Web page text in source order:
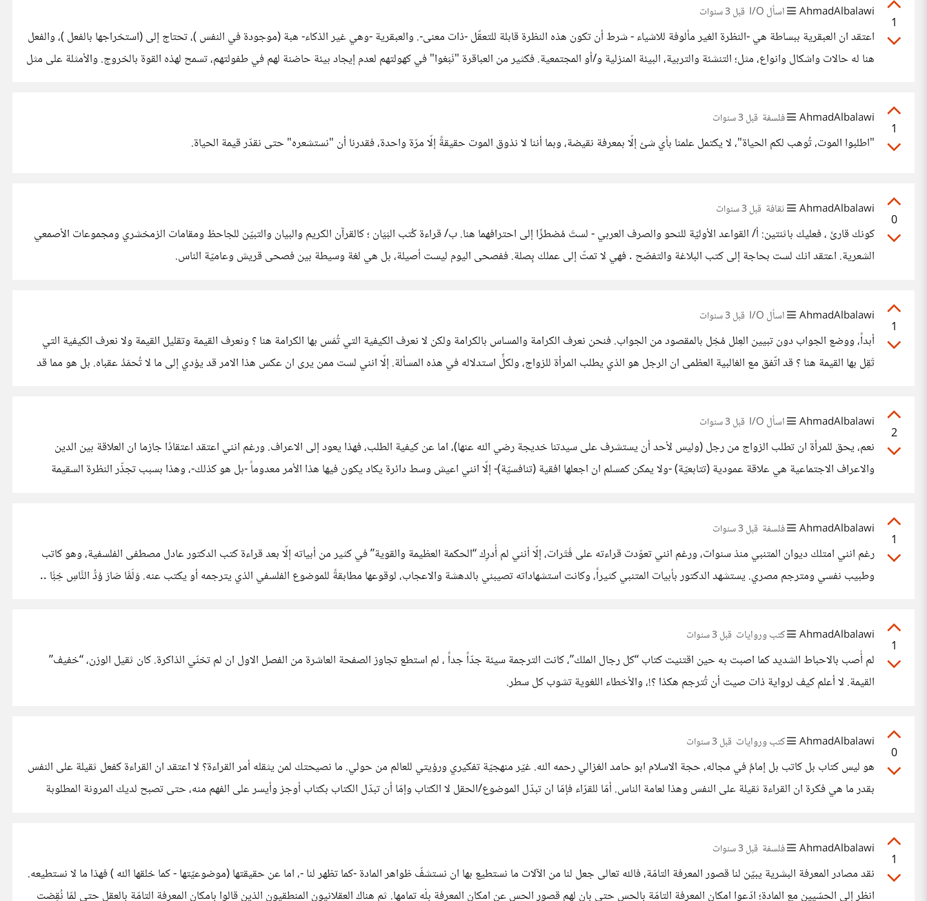
1
AhmadAlbalawi اسأل I/O قبل 3 سنوات
اعتقد ان العبقرية ببساطة هي -النظرة الغير مألوفة للاشياء - شرط أن تكون هذه النظرة قابلة للتعقّل -ذات معنى-. والعبقرية -وهي غير الذكاء- هبة (موجودة في النفس )، تحتاج إلى (استخراجها بالفعل )، والفعل
هنا له حالات واشكال وانواع، مثل؛ التنشئة والتربية، البيئة المنزلية و/أو المجتمعية. فكثير من العباقرة "نَبَغوا" في كهولتهم لعدم إيجاد بيئة حاضنة لهم في طفولتهم، تسمح لهذه القوة بالخروج. والأمثلة على مثل
1
AhmadAlbalawi فلسفة قبل 3 سنوات
"اطلبوا الموت، تُوهب لكم الحياة"، لا يكتمل علمنا بأي شئ إلّا بمعرفة نقيضة، وبما أننا لا نذوق الموت حقيقةً إلّا مرّة واحدة، فقدرنا أن "نستشعره" حتى نقدّر قيمة الحياة.
0
AhmadAlbalawi ثقافة قبل 3 سنوات
كونك قارئ ، فعليك باثنتين: أ/ القواعد الأوليّة للنحو والصرف العربي - لستَ مُضطرٍّا إلى احترافهما هنا. ب/ قراءة كُتب البَيَان ؛ كالقرآن الكريم والبيان والتبيّن للجاحظ ومقامات الزمخشري ومجموعات الأصمعي
الشعرية. اعتقد انك لست بحاجة إلى كتب البلاغة والتفصّح . فهي لا تمتّ إلى عملك بِصلة. ففصحى اليوم ليست أصيلة، بل هي لغة وسيطة بين فصحى قريش وعاميّة الناس.
1
AhmadAlbalawi اسأل I/O قبل 3 سنوات
أبداً، ووضع الجواب دون تبيين العِلل مُخِل بالمقصود من الجواب. فنحن نعرف الكرامة والمساس بالكرامة ولكن لا نعرف الكيفية التي تُمَس بها الكرامة هنا ؟ ونعرف القيمة وتقليل القيمة ولا نعرف الكيفية التي
تَقِل بها القيمة هنا ؟ قد اتّفق مع الغالبية العظمى ان الرجل هو الذي يطلب المرأة للزواج، ولكلٍّ استدلاله في هذه المسألة. إلّا انني لست ممن يرى ان عكس هذا الامر قد يؤدي إلى ما لا تُحمَدُ عقباه. بل هو مما قد
2
AhmadAlbalawi اسأل I/O قبل 3 سنوات
نعم، يحق للمرأة ان تطلب الزواج من رجل (وليس لأحد أن يستشرف على سيدتنا خديجة رضي الله عنها)، اما عن كيفية الطلب، فهذا يعود إلى الاعراف. ورغم انني اعتقد اعتقادًا جازما ان العلاقة بين الدين
والاعراف الاجتماعية هي علاقة عمودية (تتابعيّة) -ولا يمكن كمسلم ان اجعلها افقية (تنافسيّة)- إلّا انني اعيش وسط دائرة يكاد يكون فيها هذا الأمر معدوماً -بل هو كذلك-، وهذا بسبب تجذّر النظرة السقيمة
1
AhmadAlbalawi فلسفة قبل 3 سنوات
رغم انني امتلك ديوان المتنبي منذ سنوات، ورغم انني تعوّدت قراءته على فَتَرات، إلّا أنني لم أُدرِك “الحكمة العظيمة والقوية” في كثير من أبياته إلّا بعد قراءة كتب الدكتور عادل مصطفى الفلسفية، وهو كاتب
وطبيب نفسي ومترجم مصري. يستشهد الدكتور بأبيات المتنبي كثيراً، وكانت استشهاداته تصيبني بالدهشة والاعجاب، لوقوعها مطابقةً للموضوع الفلسفي الذي يترجمه أو يكتب عنه. وَلَمَّا صَارَ وُدُّ النَّاسِ خِبًّا ..
1
AhmadAlbalawi كتب وروايات قبل 3 سنوات
لم أُصب بالاحباط الشديد كما اصبت به حين اقتنيت كتاب “كل رجال الملك”، كانت الترجمة سيئة جدّاً جداً ، لم استطع تجاوز الصفحة العاشرة من الفصل الاول ان لم تخنّي الذاكرة. كان ثقيل الوزن، “خفيف”
القيمة. لا أعلم كيف لرواية ذات صيت أن تُترجم هكذا ؟!، والأخطاء اللغوية تشوب كل سطر.
0
AhmadAlbalawi كتب وروايات قبل 3 سنوات
هو ليس كتاب بل كاتب بل إمامٌ في مجاله، حجة الاسلام ابو حامد الغزالي رحمه الله. غيّر منهجيّة تفكيري ورؤيتي للعالم من حولي. ما نصيحتك لمن يثقله أمر القراءة؟ لا اعتقد ان القراءة كفعل ثقيلة على النفس
بقدر ما هي فكرة ان القراءة ثقيلة على النفس وهذا لعامة الناس. أمّا للقرّاء فإمّا ان تبدّل الموضوع/الحقل لا الكتاب وإمّا أن تبدّل الكتاب بكتاب أوجز وأيسر على الفهم منه، حتى تصبح لديك المرونة المطلوبة
1
AhmadAlbalawi فلسفة قبل 3 سنوات
نقد مصادر المعرفة البشرية يبيّن لنا قصور المعرفة التامّة، فالله تعالى جعل لنا من الآلات ما نستطيع بها ان نستشفّ ظواهر المادة -كما تظهر لنا -، اما عن حقيقتها (موضوعيّتها - كما خلقها الله ) فهذا ما لا نستطيعه.
انظر إلى الحسّيين مع المادة؛ ادّعوا امكان المعرفة التامّة بالحس حتى بان لهم قصور الحس عن امكان المعرفة بلْه تمامها. ثم هناك العقلانيون المنطقيون الذين قالوا بامكان المعرفة التامّة بالعقل حتى لمّا نُقِضت